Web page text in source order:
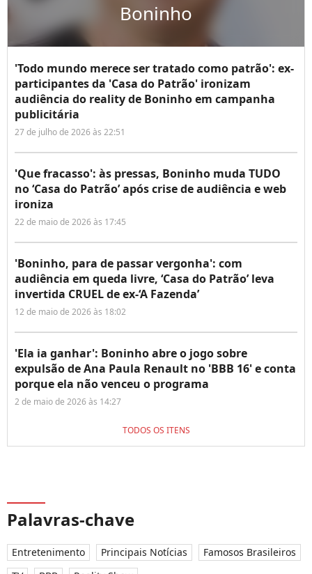
Boninho
'Todo mundo merece ser tratado como patrão': ex-
participantes da 'Casa do Patrão' ironizam
audiência do reality de Boninho em campanha
publicitária
27 de julho de 2026 às 22:51
'Que fracasso': às pressas, Boninho muda TUDO
no ‘Casa do Patrão’ após crise de audiência e web
ironiza
22 de maio de 2026 às 17:45
'Boninho, para de passar vergonha': com
audiência em queda livre, ‘Casa do Patrão’ leva
invertida CRUEL de ex-‘A Fazenda’
12 de maio de 2026 às 18:02
'Ela ia ganhar': Boninho abre o jogo sobre
expulsão de Ana Paula Renault no 'BBB 16' e conta
porque ela não venceu o programa
2 de maio de 2026 às 14:27
TODOS OS ITENS
Palavras-chave
Entretenimento Principais Notícias
Famosos Brasileiros